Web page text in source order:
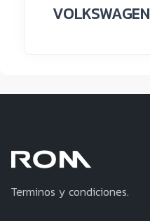
VOLKSWAGEN
Terminos y condiciones.